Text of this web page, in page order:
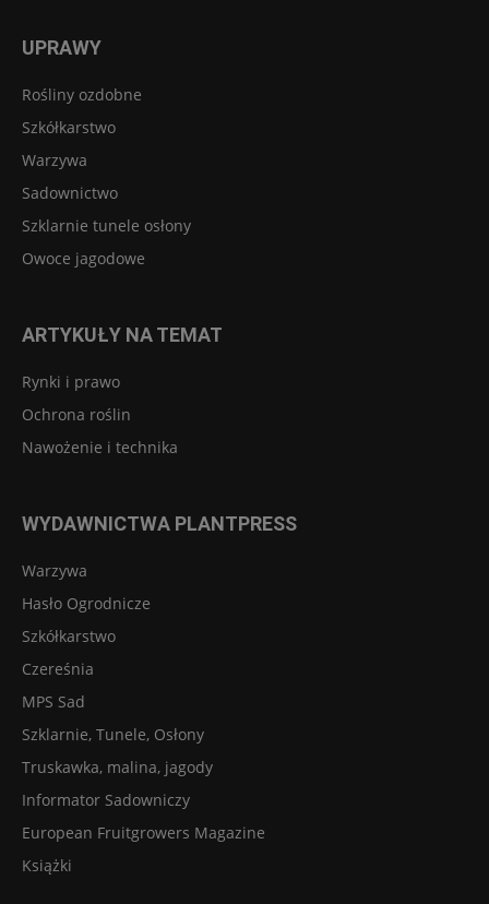
UPRAWY
Rośliny ozdobne
Szkółkarstwo
Warzywa
Sadownictwo
Szklarnie tunele osłony
Owoce jagodowe
ARTYKUŁY NA TEMAT
Rynki i prawo
Ochrona roślin
Nawożenie i technika
WYDAWNICTWA PLANTPRESS
Warzywa
Hasło Ogrodnicze
Szkółkarstwo
Czereśnia
MPS Sad
Szklarnie, Tunele, Osłony
Truskawka, malina, jagody
Informator Sadowniczy
European Fruitgrowers Magazine
Książki